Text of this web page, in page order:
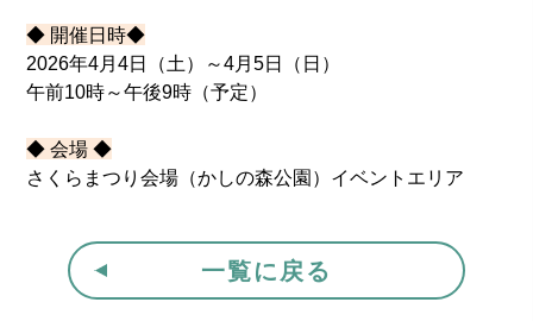
◆ 開催日時◆
2026年4月4日（土）～4月5日（日）
午前10時～午後9時（予定）
◆ 会場 ◆
さくらまつり会場（かしの森公園）イベントエリア
一覧に戻る